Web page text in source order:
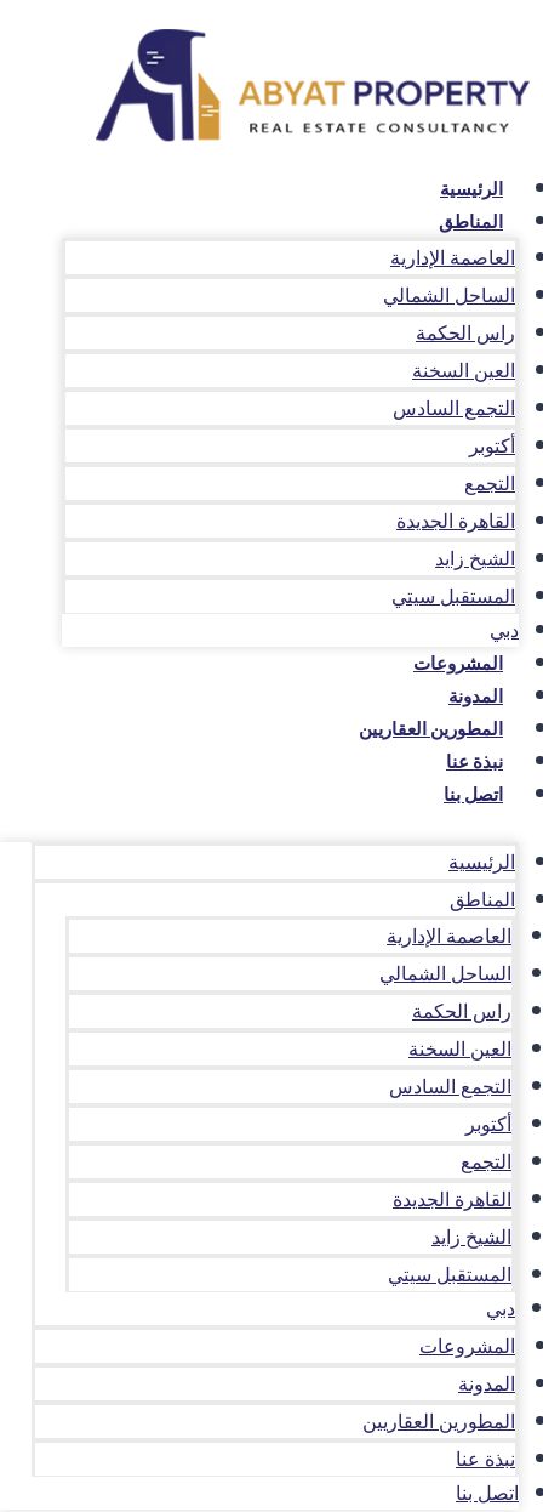
المحتوى
الرئيسية
المناطق
العاصمة الإدارية
الساحل الشمالي
راس الحكمة
العين السخنة
التجمع السادس
أكتوبر
التجمع
القاهرة الجديدة
الشيخ زايد
المستقبل سيتي
دبي
المشروعات
المدونة
المطورين العقاريين
نبذة عنا
اتصل بنا
الرئيسية
المناطق
العاصمة الإدارية
الساحل الشمالي
راس الحكمة
العين السخنة
التجمع السادس
أكتوبر
التجمع
القاهرة الجديدة
الشيخ زايد
المستقبل سيتي
دبي
المشروعات
المدونة
المطورين العقاريين
نبذة عنا
اتصل بنا